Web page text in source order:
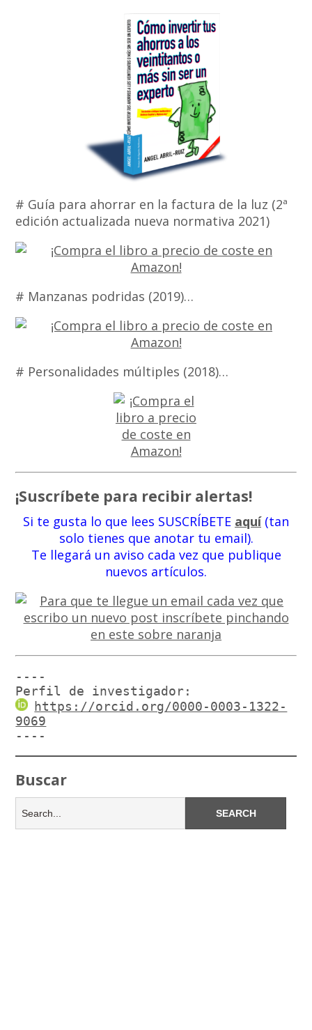
# Guía para ahorrar en la factura de la luz (2ª
edición actualizada nueva normativa 2021)
# Manzanas podridas (2019)…
# Personalidades múltiples (2018)…
¡Suscríbete para recibir alertas!
Si te gusta lo que lees SUSCRÍBETE aquí(tan
solo tienes que anotar tu email).
Te llegará un aviso cada vez que publique
nuevos artículos.
----
Perfil de investigador:
https://orcid.org/0000-0003-1322-
9069
----
Buscar